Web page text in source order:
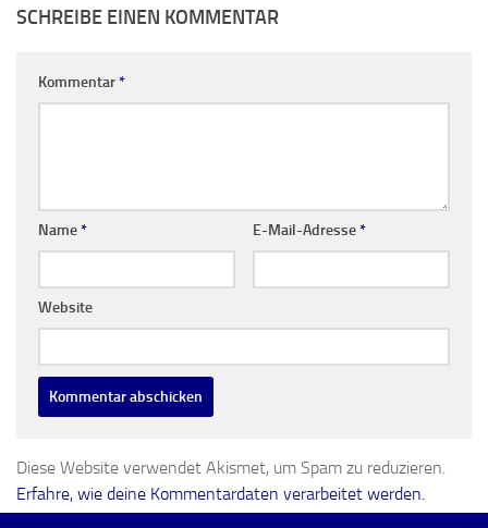
SCHREIBE EINEN KOMMENTAR
Kommentar*
Name* E-Mail-Adresse*
Website
Diese Website verwendet Akismet, um Spam zu reduzieren.
Erfahre, wie deine Kommentardaten verarbeitet werden.